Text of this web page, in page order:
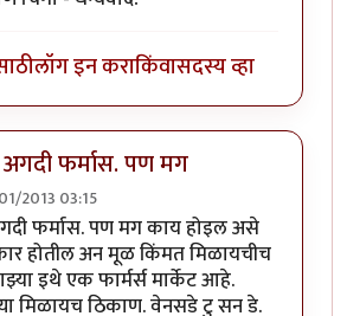
लॉग इन कराकिंवासदस्य व्हा
फर्मास. पण मग
2013 03:15
फर्मास. पण मग काय होइल असे
होतील अन मूळ किंमत मिळायचीच
इथे एक फार्मर्स मार्केट आहे.
मिळायच ठिकाण. वेनसडे टु सन डे.